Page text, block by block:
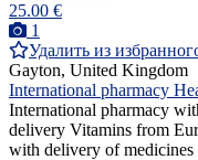
25.00 €
1
Удалить из
Gayton, United Kingdom
International pharmacy
International pharmacy
delivery Vitamins from
with delivery of